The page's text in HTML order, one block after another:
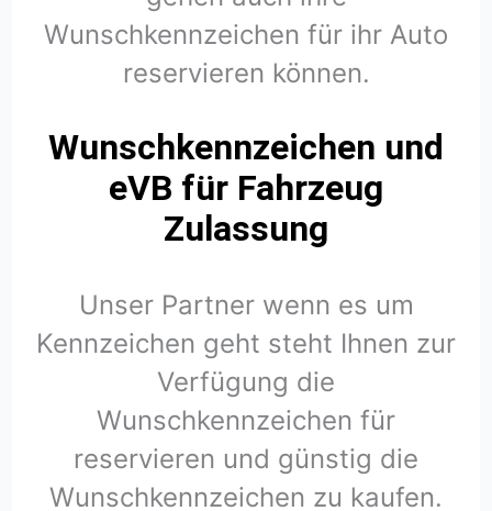
Wunschkennzeichen für ihr Auto
reservieren können.
Wunschkennzeichen und
eVB für Fahrzeug
Zulassung
Unser Partner wenn es um
Kennzeichen geht steht Ihnen zur
Verfügung die
Wunschkennzeichen für
reservieren und günstig die
Wunschkennzeichen zu kaufen.